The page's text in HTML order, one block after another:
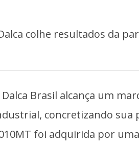
colhe resultados da
Dalca Brasil alcança um
concretizando sua
foi adquirida por